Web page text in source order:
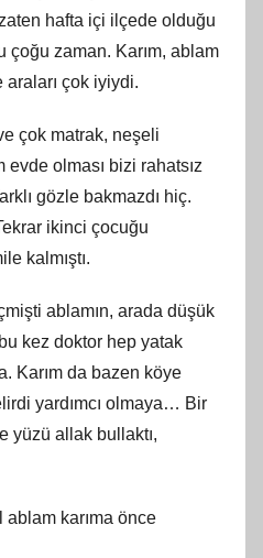
hafta içi ilçede olduğu
çoğu zaman. Karım, ablam
araları çok iyiydi.
çok matrak, neşeli
olması bizi rahatsız
gözle bakmazdı hiç.
ikinci çocuğu
kalmıştı.
ablamın, arada düşük
kez doktor hep yatak
Karım da bazen köye
yardımcı olmaya… Bir
yüzü allak bullaktı,
ablam karıma önce